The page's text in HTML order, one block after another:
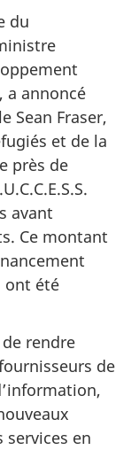
du
a annoncé
Sean Fraser,
et de la
près de
avant
Ce montant
ont été
rendre
de
services en